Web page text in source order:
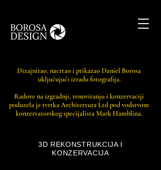
Dizajnirao, nacrtao i prikazao Daniel Borosa
uključujući izradu fotografija.
Radove na izgradnji, renoviranju i konzervaciji
poduzela je tvrtka Architettura Ltd pod vodstvom
konzervatorskog specijalista Mark Hamblina.
3D REKONSTRUKCIJA I
KONZERVACIJA